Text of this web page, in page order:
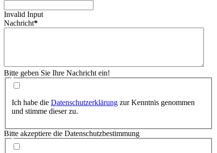
Invalid Input
Nachricht*
Bitte geben Sie Ihre Nachricht ein!
Ich habe die Datenschutzerklärung zur Kenntnis genommen
und stimme dieser zu.
Bitte akzeptiere die Datenschutzbestimmung